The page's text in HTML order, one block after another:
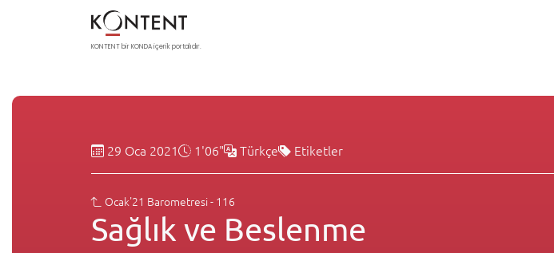
KONTENT bir KONDA içerik portalıdır.
29 Oca 2021 1'06" Türkçe Etiketler
Ocak'21 Barometresi - 116
Sağlık ve Beslenme